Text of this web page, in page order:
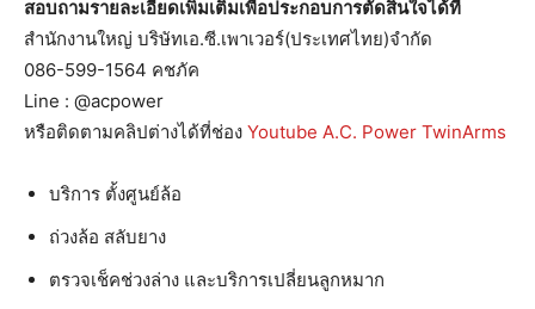
สอบถามรายละเอียดเพิ่มเติมเพื่อประกอบการตัดสินใจได้ที่
สำนักงานใหญ่ บริษัทเอ.ซี.เพาเวอร์(ประเทศไทย)จำกัด
086-599-1564 คชภัค
Line : @acpower
หรือติดตามคลิปต่างได้ที่ช่อง Youtube A.C. Power TwinArms
บริการ ตั้งศูนย์ล้อ
ถ่วงล้อ สลับยาง
ตรวจเช็คช่วงล่าง และบริการเปลี่ยนลูกหมาก